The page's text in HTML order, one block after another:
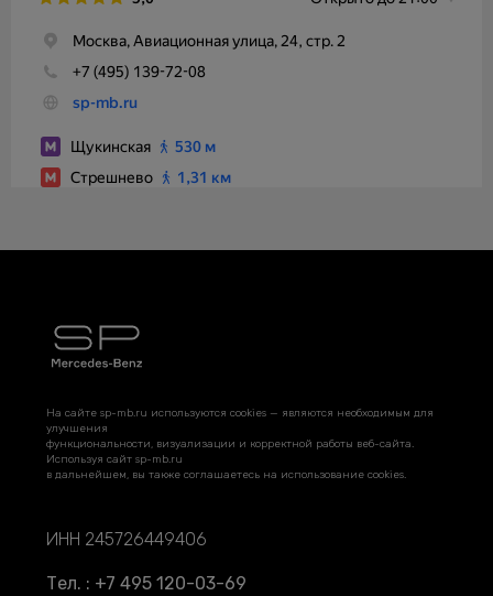
На сайте sp-mb.ru используются cookies — являются необходимым для
улучшения
функциональности, визуализации и корректной работы веб-сайта.
Используя сайт sp-mb.ru
в дальнейшем, вы также соглашаетесь на использование cookies.
ИНН 245726449406
Тел. : +7 495 120-03-69